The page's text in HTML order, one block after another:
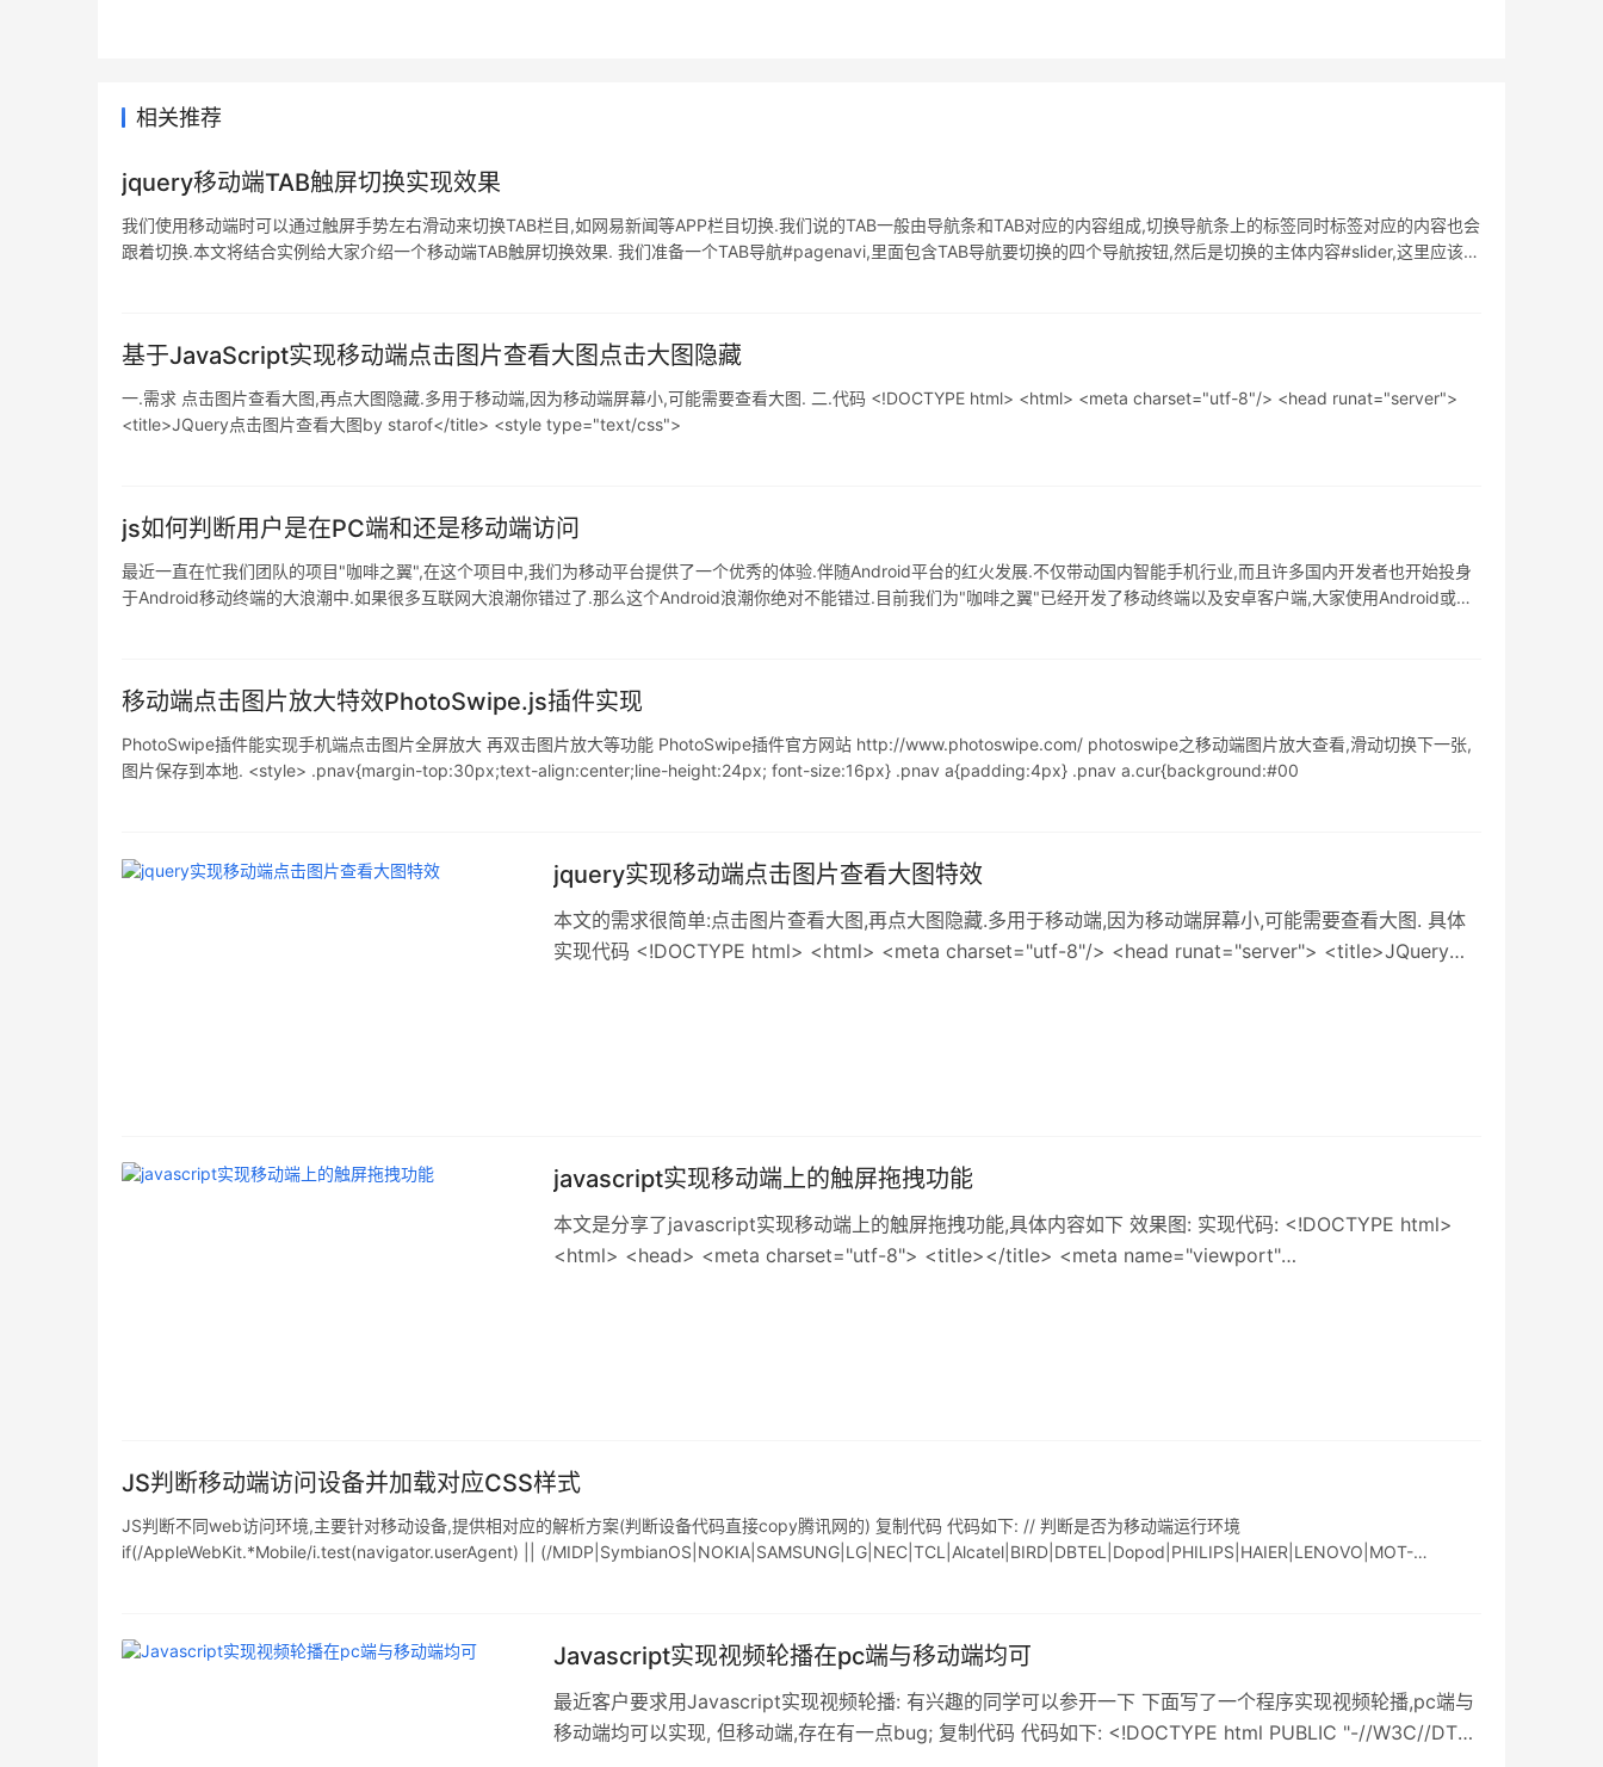
相关推荐
jquery移动端TAB触屏切换实现效果
我们使用移动端时可以通过触屏手势左右滑动来切换TAB栏目,如网易新闻等APP栏目切换.我们说的TAB一般由导航条和TAB对应的内容组成,切换导航条上的标签同时标签对应的内容也会
跟着切换.本文将结合实例给大家介绍一个移动端TAB触屏切换效果. 我们准备一个TAB导航#pagenavi,里面包含TAB导航要切换的四个导航按钮,然后是切换的主体内容#slider,这里应该放
基于JavaScript实现移动端点击图片查看大图点击大图隐藏
一.需求 点击图片查看大图,再点大图隐藏.多用于移动端,因为移动端屏幕小,可能需要查看大图. 二.代码 <!DOCTYPE html> <html> <meta charset="utf-8"/> <head runat="server">
<title>JQuery点击图片查看大图by starof</title> <style type="text/css">
js如何判断用户是在PC端和还是移动端访问
最近一直在忙我们团队的项目"咖啡之翼",在这个项目中,我们为移动平台提供了一个优秀的体验.伴随Android平台的红火发展.不仅带动国内智能手机行业,而且许多国内开发者也开始投身
于Android移动终端的大浪潮中.如果很多互联网大浪潮你错过了.那么这个Android浪潮你绝对不能错过.目前我们为"咖啡之翼"已经开发了移动终端以及安卓客户端,大家使用Android或者
移动端点击图片放大特效PhotoSwipe.js插件实现
PhotoSwipe插件能实现手机端点击图片全屏放大 再双击图片放大等功能 PhotoSwipe插件官方网站 http://www.photoswipe.com/ photoswipe之移动端图片放大查看,滑动切换下一张,
图片保存到本地. <style> .pnav{margin-top:30px;text-align:center;line-height:24px; font-size:16px} .pnav a{padding:4px} .pnav a.cur{background:#00
jquery实现移动端点击图片查看大图特效
本文的需求很简单:点击图片查看大图,再点大图隐藏.多用于移动端,因为移动端屏幕小,可能需要查看大图. 具体
实现代码 <!DOCTYPE html> <html> <meta charset="utf-8"/> <head runat="server"> <title>JQuery点
javascript实现移动端上的触屏拖拽功能
本文是分享了javascript实现移动端上的触屏拖拽功能,具体内容如下 效果图: 实现代码: <!DOCTYPE html>
<html> <head> <meta charset="utf-8"> <title></title> <meta name="viewport"
JS判断移动端访问设备并加载对应CSS样式
JS判断不同web访问环境,主要针对移动设备,提供相对应的解析方案(判断设备代码直接copy腾讯网的) 复制代码 代码如下: // 判断是否为移动端运行环境
if(/AppleWebKit.*Mobile/i.test(navigator.userAgent) || (/MIDP|SymbianOS|NOKIA|SAMSUNG|LG|NEC|TCL|Alcatel|BIRD|DBTEL|Dopod|PHILIPS|HAIER|LENOVO|MOT-
Javascript实现视频轮播在pc端与移动端均可
最近客户要求用Javascript实现视频轮播: 有兴趣的同学可以参开一下 下面写了一个程序实现视频轮播,pc端与
移动端均可以实现, 但移动端,存在有一点bug; 复制代码 代码如下: <!DOCTYPE html PUBLIC "-//W3C//DTD